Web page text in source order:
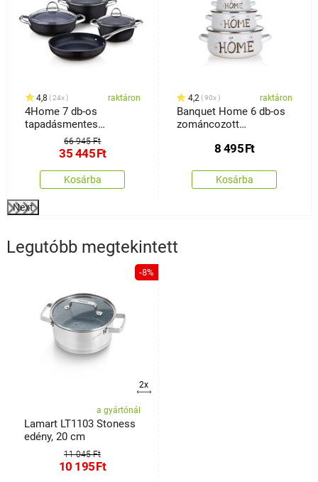
4,8 24x raktáron
4Home 7 db-os
tapadásmentes
edénykészlet, titánium
66 945 Ft
35 445Ft
Kosárba
4,2 90x raktáron
Banquet Home 6 db-os
zománcozott
8 495Ft
Kosárba
Next
Legutóbb megtekintett
-8%
2x
a gyártónál
Lamart LT1103 Stoness
edény, 20 cm
11 045 Ft
10 195Ft